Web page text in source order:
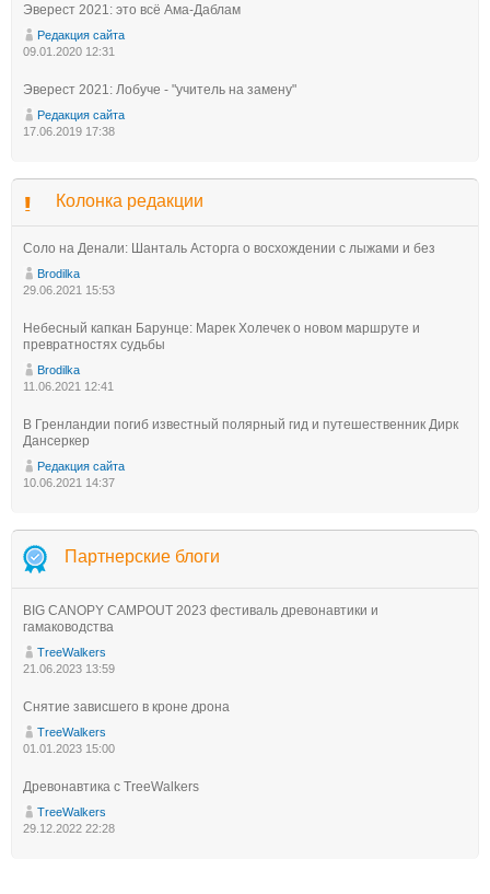
Эверест 2021: это всё Ама-Даблам
Редакция сайта
09.01.2020 12:31
Эверест 2021: Лобуче - "учитель на замену"
Редакция сайта
17.06.2019 17:38
Колонка редакции
Соло на Денали: Шанталь Асторга о восхождении с лыжами и без
Brodilka
29.06.2021 15:53
Небесный капкан Барунце: Марек Холечек о новом маршруте и
превратностях судьбы
Brodilka
11.06.2021 12:41
В Гренландии погиб известный полярный гид и путешественник Дирк
Дансеркер
Редакция сайта
10.06.2021 14:37
Партнерские блоги
BIG CANOPY CAMPOUT 2023 фестиваль древонавтики и
гамаководства
TreeWalkers
21.06.2023 13:59
Снятие зависшего в кроне дрона
TreeWalkers
01.01.2023 15:00
Древонавтика с TreeWalkers
TreeWalkers
29.12.2022 22:28